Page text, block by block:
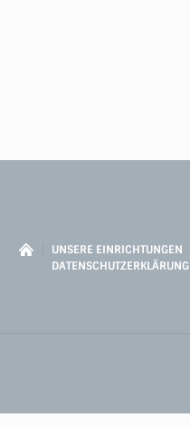
UNSERE EINRICHTUNGEN
DATENSCHUTZERKLÄRUNG